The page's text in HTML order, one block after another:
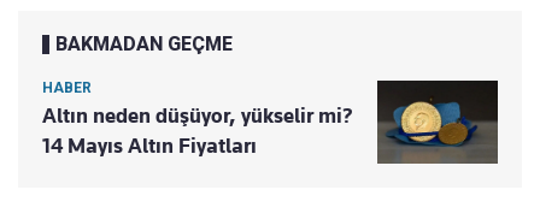
BAKMADAN GEÇME
HABER
Altın neden düşüyor, yükselir mi?
14 Mayıs Altın Fiyatları